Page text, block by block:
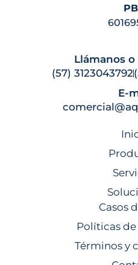
Llámanos
(57) 3123043792
E-
Casos
Políticas
Términos y